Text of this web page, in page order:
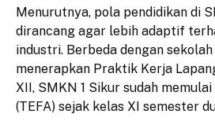
Menurutnya, pola pendidikan di
dirancang agar lebih adaptif
industri. Berbeda dengan
menerapkan Praktik Kerja
XII, SMKN 1 Sikur sudah
(TEFA) sejak kelas XI semester